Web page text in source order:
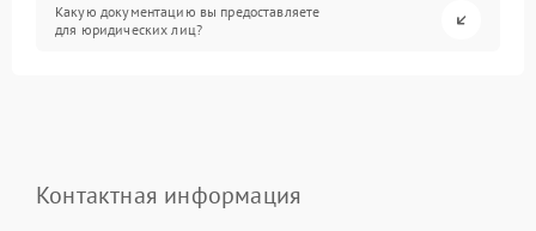
Какую документацию вы предоставляете
для юридических лиц?
Контактная информация